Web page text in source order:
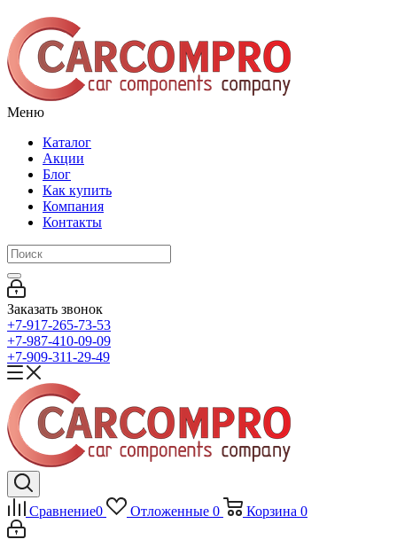
Меню
Каталог
Акции
Блог
Как купить
Компания
Контакты
Заказать звонок
+7-917-265-73-53
+7-987-410-09-09
+7-909-311-29-49
Сравнение0 Отложенные 0 Корзина 0